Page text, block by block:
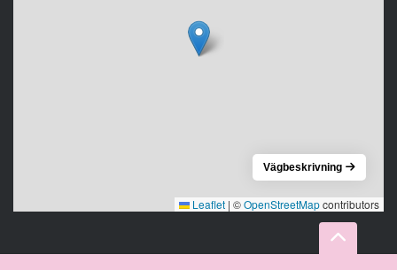
Leaflet | ©OpenStreetMapcontributors
Vägbeskrivning